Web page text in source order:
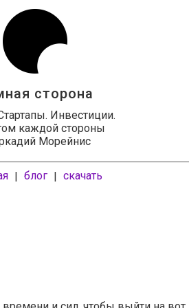
сторона
Инвестиции.
каждой стороны
Морейнис
| блог | скачать